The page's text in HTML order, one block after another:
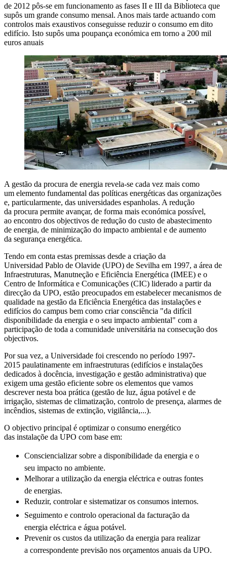
de 2012 pôs-se em funcionamento as fases II e III da Biblioteca que
supôs um grande consumo mensal. Anos mais tarde actuando com
controlos mais exaustivos conseguisse reduzir o consumo em dito
edifício. Isto supôs uma poupança económica em torno a 200 mil
euros anuais
A gestão da procura de energia revela-se cada vez mais como
um elemento fundamental das políticas energéticas das organizações
e, particularmente, das universidades espanholas. A redução
da procura permite avançar, de forma mais económica possível,
ao encontro dos objectivos de redução do custo de abastecimento
de energia, de minimização do impacto ambiental e de aumento
da segurança energética.
Tendo em conta estas premissas desde a criação da
Universidad Pablo de Olavide (UPO) de Sevilha em 1997, a área de
Infraestruturas, Manutneção e Eficiência Energética (IMEE) e o
Centro de Informática e Comunicações (CIC) liderado a partir da
direcção da UPO, estão preocupados em estabelecer mecanismos de
qualidade na gestão da Eficiência Energética das instalações e
edifícios do campus bem como criar consciência "da difícil
disponibilidade da energia e o seu impacto ambiental" com a
participação de toda a comunidade universitária na consecução dos
objectivos.
Por sua vez, a Universidade foi crescendo no período 1997-
2015 paulatinamente em infraestruturas (edifícios e instalações
dedicados à docência, investigação e gestão administrativa) que
exigem uma gestão eficiente sobre os elementos que vamos
descrever nesta boa prática (gestão de luz, água potável e de
irrigação, sistemas de climatização, controlo de presença, alarmes de
incêndios, sistemas de extinção, vigilância,...).
O objectivo principal é optimizar o consumo energético
das instalaçõe da UPO com base em:
Consciencializar sobre a disponibilidade da energia e o
seu impacto no ambiente.
Melhorar a utilização da energia eléctrica e outras fontes
de energias.
Reduzir, controlar e sistematizar os consumos internos.
Seguimento e controlo operacional da facturação da
energia eléctrica e água potável.
Prevenir os custos da utilização da energia para realizar
a correspondente previsão nos orçamentos anuais da UPO.